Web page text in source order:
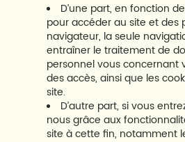
D’une part, en fonction
pour accéder au site et des
navigateur, la seule
entraîner le traitement de
personnel vous concernant
des accès, ainsi que les
site.
D’autre part, si vous
nous grâce aux
site à cette fin, notamment